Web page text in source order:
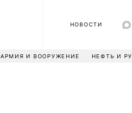
НОВОСТИ
АРМИЯ И ВООРУЖЕНИЕ НЕФТЬ И